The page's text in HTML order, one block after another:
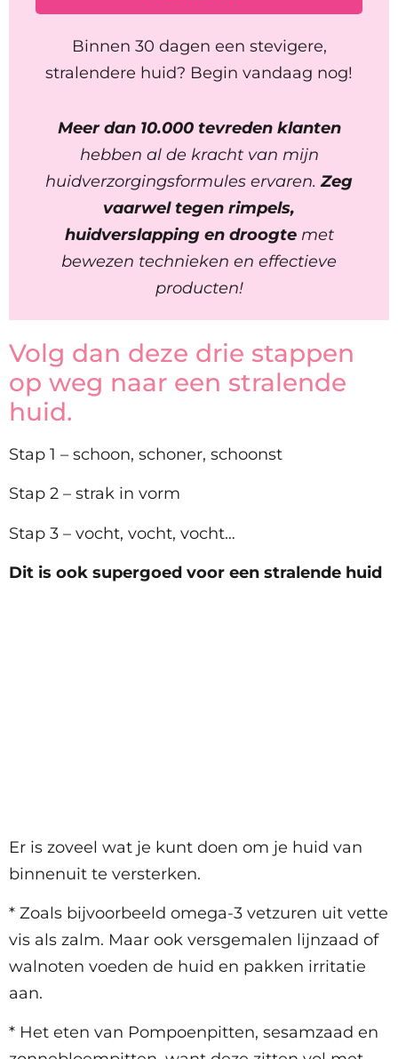
Binnen 30 dagen een stevigere,
stralendere huid? Begin vandaag nog!
Meer dan 10.000 tevreden klanten
hebben al de kracht van mijn
huidverzorgingsformules ervaren.Zeg
vaarwel tegen rimpels,
huidverslapping en droogtemet
bewezen technieken en effectieve
producten!
Volg dan deze drie stappen
op weg naar een stralende
huid.
Stap 1 – schoon, schoner, schoonst
Stap 2 – strak in vorm
Stap 3 – vocht, vocht, vocht…
Dit is ook supergoed voor een stralende huid
Er is zoveel wat je kunt doen om je huid van
binnenuit te versterken.
* Zoals bijvoorbeeld omega-3 vetzuren uit vette
vis als zalm. Maar ook versgemalen lijnzaad of
walnoten voeden de huid en pakken irritatie
aan.
* Het eten van Pompoenpitten, sesamzaad en